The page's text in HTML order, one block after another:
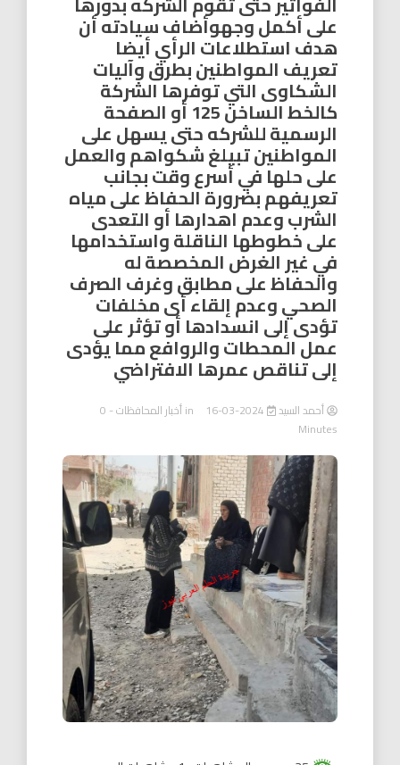
على أكمل وجهوأضاف سيادته أن
هدف استطلاعات الرأي أيضا
تعريف المواطنين بطرق وآليات
الشكاوى التي توفرها الشركة
كالخط الساخن 125 أو الصفحة
الرسمية للشركه حتى يسهل على
المواطنين تبيلغ شكواهم والعمل
على حلها في أسرع وقت بجانب
تعريفهم بضرورة الحفاظ على مياه
الشرب وعدم اهدارها أو التعدى
على خطوطها الناقلة واستخدامها
في غير الغرض المخصصة له
والحفاظ على مطابق وغرف الصرف
الصحي وعدم إلقاء أى مخلفات
تؤدى إلى انسدادها أو تؤثر على
عمل المحطات والروافع مما يؤدى
إلى تناقص عمرها الافتراضي
أحمد السيد inأخبار المحافظات - 0
Minutes